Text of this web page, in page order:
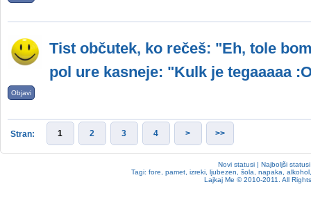
Tist občutek, ko rečeš: "Eh, tole
pol ure kasneje: "Kulk je tegaaaaa
Objavi
Stran: 1 2 3 4 > >>
Novi statusi | Najboljši statusi
Tagi: fore pamet izreki ljubezen šola napaka alkohol
Lajkaj Me © 2010-2011. All